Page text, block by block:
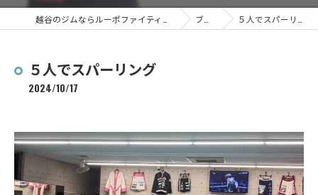
ブログ ５人でスパーリング
５人でスパーリング
2024/10/17